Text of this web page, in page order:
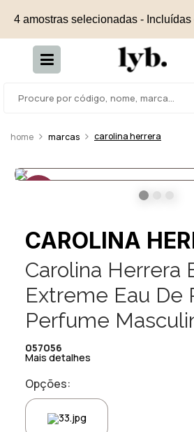
4 amostras selecionadas -
marcas carolina herrera
CAROLINA
Carolina Herrera
Extreme Eau De
Perfume
057056
Mais detalhes
Opções: